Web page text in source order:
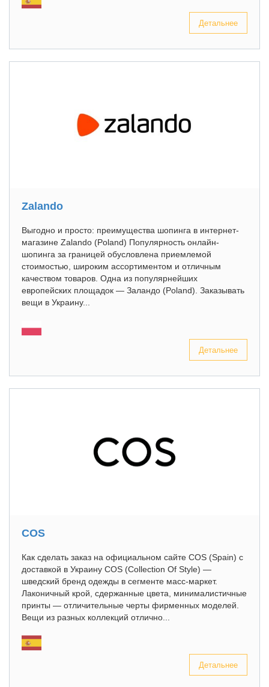
Детальнее
Zalando
Выгодно и просто: преимущества шопинга в интернет-
магазине Zalando (Poland) Популярность онлайн-
шопинга за границей обусловлена приемлемой
стоимостью, широким ассортиментом и отличным
качеством товаров. Одна из популярнейших
европейских площадок — Заландо (Poland). Заказывать
вещи в Украину...
Детальнее
COS
Как сделать заказ на официальном сайте COS (Spain) с
доставкой в Украину COS (Collection Of Style) —
шведский бренд одежды в сегменте масс-маркет.
Лаконичный крой, сдержанные цвета, минималистичные
принты — отличительные черты фирменных моделей.
Вещи из разных коллекций отлично...
Детальнее